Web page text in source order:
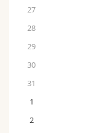
27
28
29
30
31
1
2